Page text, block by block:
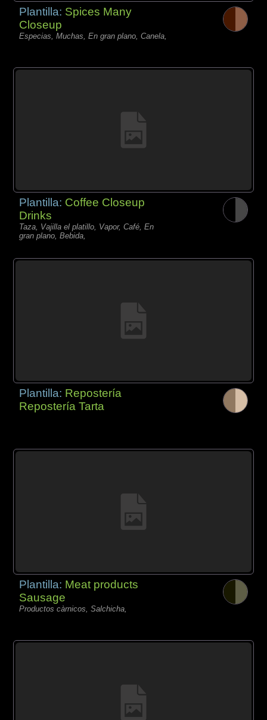
Plantilla: Spices Many
Closeup
Especias, Muchas, En gran plano, Canela,
Plantilla: Coffee Closeup
Drinks
Taza, Vajilla el platillo, Vapor, Café, En
gran plano, Bebida,
Plantilla: Repostería
Repostería Tarta
Plantilla: Meat products
Sausage
Productos càrnicos, Salchicha,